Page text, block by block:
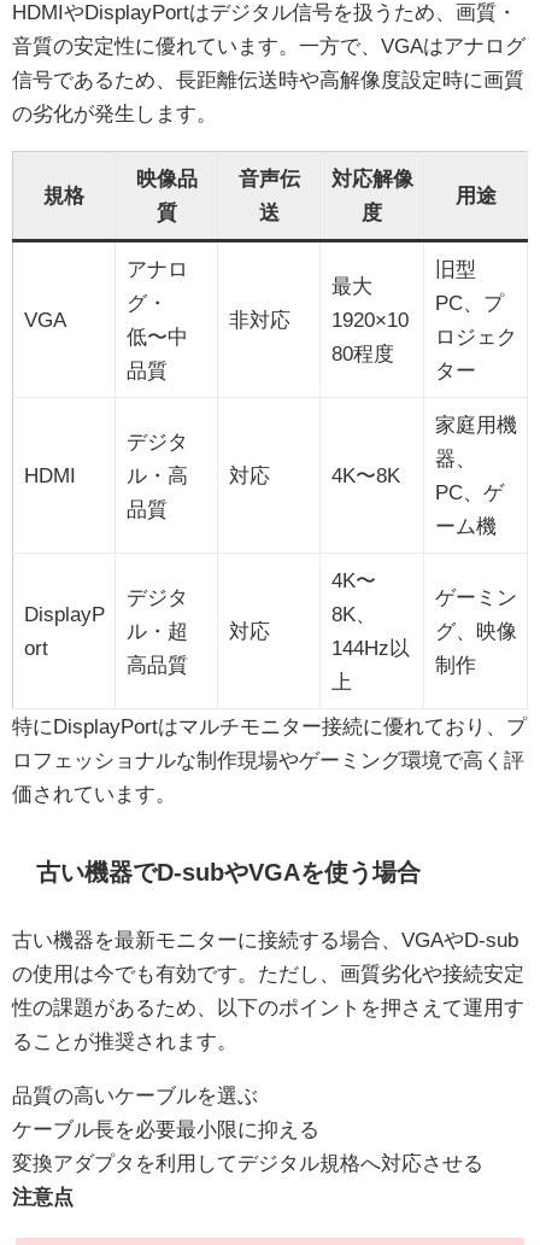
HDMIやDisplayPortはデジタル信号を扱うため、画質・
音質の安定性に優れています。一方で、VGAはアナログ
信号であるため、長距離伝送時や高解像度設定時に画質
の劣化が発生します。
規格
映像品
質
音声伝
送
対応解像
度
用途
VGA
アナロ
グ・
低〜中
品質
非対応
最大
1920×10
80程度
旧型
PC、プ
ロジェク
ター
HDMI
デジタ
ル・高
品質
対応 4K〜8K
家庭用機
器、
PC、ゲ
ーム機
DisplayP
ort
デジタ
ル・超
高品質
対応
4K〜
8K、
144Hz以
上
ゲーミン
グ、映像
制作
特にDisplayPortはマルチモニター接続に優れており、プ
ロフェッショナルな制作現場やゲーミング環境で高く評
価されています。
古い機器でD-subやVGAを使う場合
古い機器を最新モニターに接続する場合、VGAやD-sub
の使用は今でも有効です。ただし、画質劣化や接続安定
性の課題があるため、以下のポイントを押さえて運用す
ることが推奨されます。
品質の高いケーブルを選ぶ
ケーブル長を必要最小限に抑える
変換アダプタを利用してデジタル規格へ対応させる
注意点